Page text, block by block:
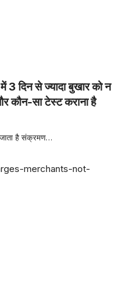
दिन से ज्यादा बुखार को न
कौन-सा टेस्ट कराना है
है संक्रमण…